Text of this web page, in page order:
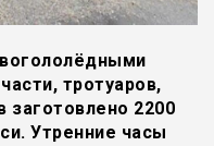
тротуаров,
заготовлено 2200
Утренние часы